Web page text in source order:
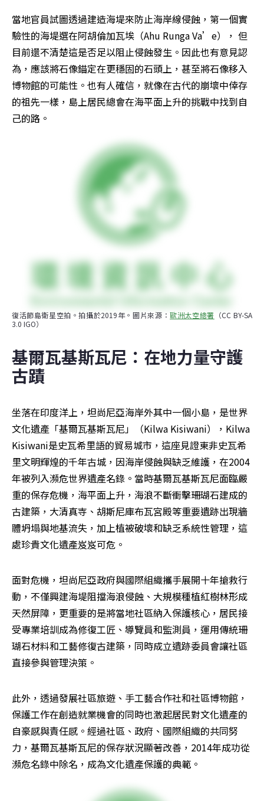
當地官員試圖透過建造海堤來防止海岸線侵蝕，第一個實
驗性的海堤選在阿胡倫加瓦埃（Ahu Runga Va’e）， 但
目前還不清楚這是否足以阻止侵蝕發生。因此也有意見認
為，應該將石像錨定在更穩固的石頭上，甚至將石像移入
博物館的可能性。也有人確信，就像在古代的崩壞中倖存
的祖先一樣，島上居民總會在海平面上升的挑戰中找到自
己的路。
復活節島衛星空拍。拍攝於2019年。圖片來源：歐洲太空總署 （CC BY-SA
3.0 IGO）
基爾瓦基斯瓦尼：在地力量守護
古蹟
坐落在印度洋上，坦尚尼亞海岸外其中一個小島，是世界
文化遺產「基爾瓦基斯瓦尼」（Kilwa Kisiwani），Kilwa
Kisiwani是史瓦希里語的貿易城市，這座見證東非史瓦希
里文明輝煌的千年古城，因海岸侵蝕與缺乏維護，在2004
年被列入瀕危世界遺產名錄。當時基爾瓦基斯瓦尼面臨嚴
重的保存危機，海平面上升，海浪不斷衝擊珊瑚石建成的
古建築，大清真寺、胡斯尼庫布瓦宮殿等重要遺跡出現牆
體坍塌與地基流失，加上植被破壞和缺乏系統性管理，這
處珍貴文化遺產岌岌可危。
面對危機，坦尚尼亞政府與國際組織攜手展開十年搶救行
動，不僅興建海堤阻擋海浪侵蝕、大規模種植紅樹林形成
天然屏障，更重要的是將當地社區納入保護核心，居民接
受專業培訓成為修復工匠、導覽員和監測員，運用傳統珊
瑚石材料和工藝修復古建築，同時成立遺跡委員會讓社區
直接參與管理決策。
此外，透過發展社區旅遊、手工藝合作社和社區博物館，
保護工作在創造就業機會的同時也激起居民對文化遺產的
自豪感與責任感。經過社區、政府、國際組織的共同努
力，基爾瓦基斯瓦尼的保存狀況顯著改善，2014年成功從
瀕危名錄中除名，成為文化遺產保護的典範。